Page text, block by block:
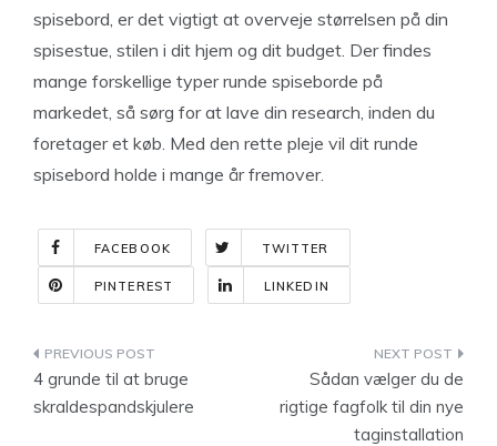
spisebord, er det vigtigt at overveje størrelsen på din
spisestue, stilen i dit hjem og dit budget. Der findes
mange forskellige typer runde spiseborde på
markedet, så sørg for at lave din research, inden du
foretager et køb. Med den rette pleje vil dit runde
spisebord holde i mange år fremover.
FACEBOOK TWITTER
PINTEREST LINKEDIN
Indlægsnavigation
4 grunde til at bruge
skraldespandskjulere
Sådan vælger du de
rigtige fagfolk til din nye
taginstallation